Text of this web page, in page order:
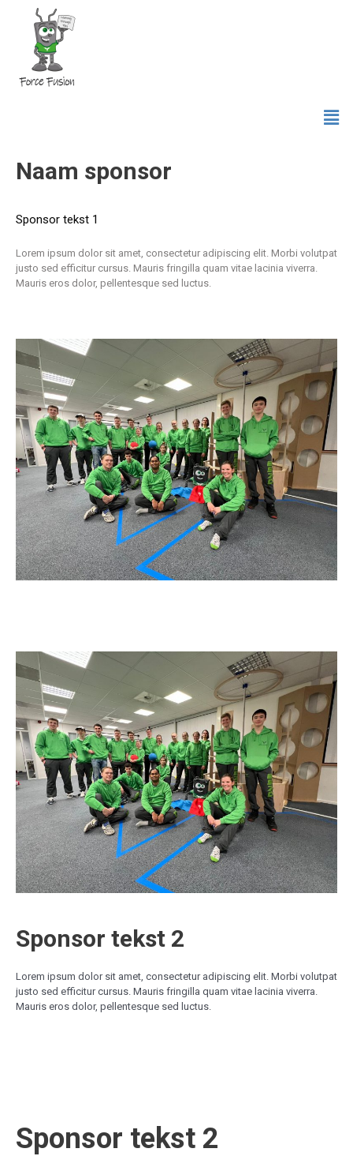
Naam sponsor
Sponsor tekst 1
Lorem ipsum dolor sit amet, consectetur adipiscing elit. Morbi volutpat
justo sed efficitur cursus. Mauris fringilla quam vitae lacinia viverra.
Mauris eros dolor, pellentesque sed luctus.
Sponsor tekst 2
Lorem ipsum dolor sit amet, consectetur adipiscing elit. Morbi volutpat
justo sed efficitur cursus. Mauris fringilla quam vitae lacinia viverra.
Mauris eros dolor, pellentesque sed luctus.
Sponsor tekst 2